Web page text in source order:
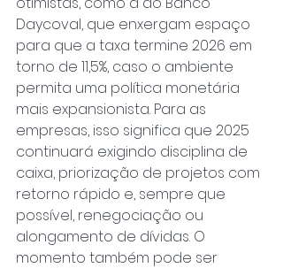
Daycoval, que enxergam espaço
para que a taxa termine 2026 em
torno de 11,5%, caso o ambiente
permita uma política monetária
mais expansionista. Para as
empresas, isso significa que 2025
continuará exigindo disciplina de
caixa, priorização de projetos com
retorno rápido e, sempre que
possível, renegociação ou
alongamento de dívidas. O
momento também pode ser